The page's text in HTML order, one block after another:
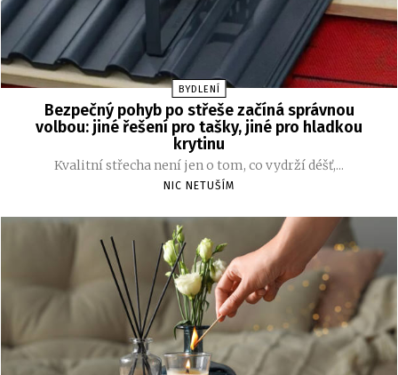
BYDLENÍ
Bezpečný pohyb po střeše začíná správnou
volbou: jiné řešení pro tašky, jiné pro hladkou
krytinu
Kvalitní střecha není jen o tom, co vydrží déšť,...
NIC NETUŠÍM